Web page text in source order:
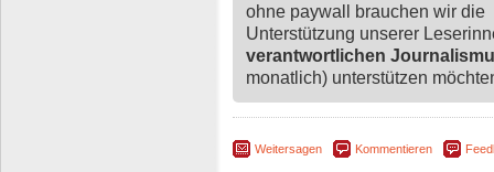
ohne paywall brauchen wir die
Unterstützung unserer
verantwortlichen
monatlich) unterstützen
Weitersagen Kommentieren